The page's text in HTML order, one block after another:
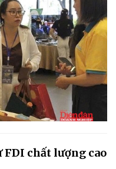
FDI chất lượng cao